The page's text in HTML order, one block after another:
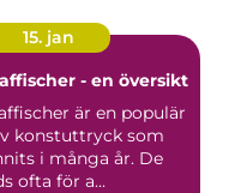
15. jan
- en översikt
är en populär
konstuttryck som
i många år. De
ofta för a...